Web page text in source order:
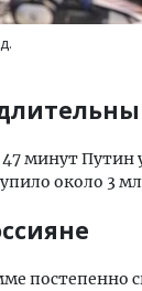
47 минут
около 3
постепенно